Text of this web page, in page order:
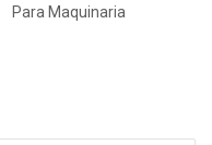
Para Maquinaria